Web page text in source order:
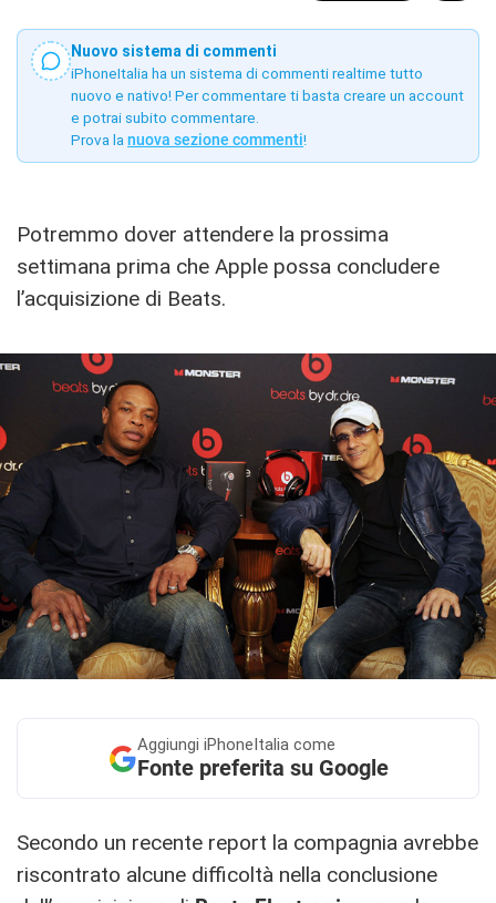
Nuovo sistema di commenti
iPhoneItalia ha un sistema di commenti realtime tutto
nuovo e nativo! Per commentare ti basta creare un account
e potrai subito commentare.
Prova la nuova sezione commenti!
Potremmo dover attendere la prossima
settimana prima che Apple possa concludere
l’acquisizione di Beats.
Aggiungi iPhoneItalia come
Fonte preferita su Google
Secondo un recente report la compagnia avrebbe
riscontrato alcune difficoltà nella conclusione